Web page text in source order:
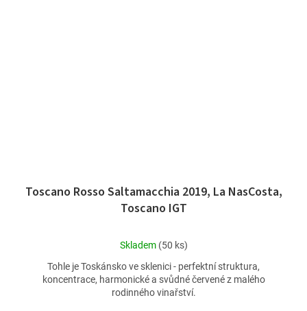
Toscano Rosso Saltamacchia 2019, La NasCosta,
Toscano IGT
Průměrné
produktu
je
5,0
Skladem (50 ks)
Tohle je Toskánsko ve sklenici - perfektní struktura,
koncentrace, harmonické a svůdné červené z malého
rodinného vinařství.